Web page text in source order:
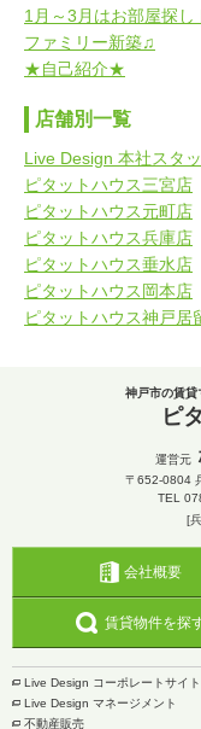
1月～3月はお部屋探し
ファミリー新築♫
★自己紹介★
店舗別一覧
Live Design 本社スタ
ピタットハウス三宮店
ピタットハウス元町店
ピタットハウス兵庫店
ピタットハウス垂水店
ピタットハウス岡本店
ピタットハウス神戸居
神戸市の賃貸
ピ
運営元
〒652-0804
TEL
[
会社概要
賃貸物件を探
Live Design コーポレートサイト
Live Design マネージメント
不動産販売